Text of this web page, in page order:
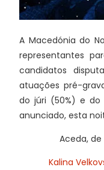
A Macedónia do
representantes
candidatos
atuações pré-
do júri (50%) e do
anunciado, esta
Aceda,
Kalina